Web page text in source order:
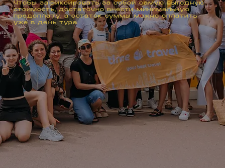
Чтобы зафиксировать за собой самую выгодную
стоимость, достаточно внести минимальную
предоплату, а остаток суммы можно оплатить
уже в день тура.